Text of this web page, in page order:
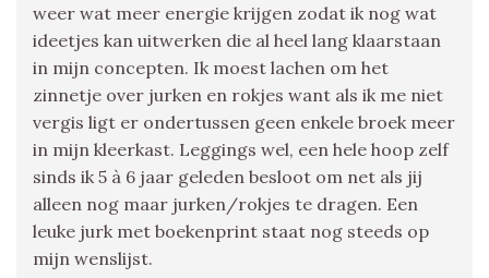
weer wat meer energie krijgen zodat ik nog wat
ideetjes kan uitwerken die al heel lang klaarstaan
in mijn concepten. Ik moest lachen om het
zinnetje over jurken en rokjes want als ik me niet
vergis ligt er ondertussen geen enkele broek meer
in mijn kleerkast. Leggings wel, een hele hoop zelf
sinds ik 5 à 6 jaar geleden besloot om net als jij
alleen nog maar jurken/rokjes te dragen. Een
leuke jurk met boekenprint staat nog steeds op
mijn wenslijst.